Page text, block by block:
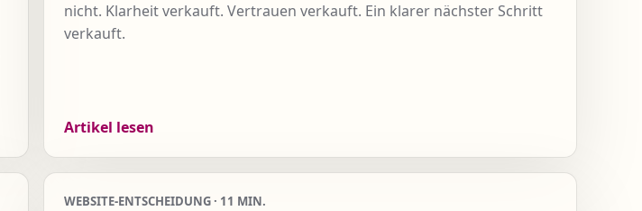
nicht. Klarheit verkauft. Vertrauen verkauft. Ein klarer nächster Schritt
verkauft.
Artikel lesen
WEBSITE-ENTSCHEIDUNG · 11 MIN.